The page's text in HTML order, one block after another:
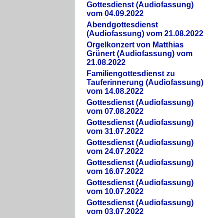
Gottesdienst (Audiofassung)
vom 04.09.2022
Abendgottesdienst
(Audiofassung) vom 21.08.2022
Orgelkonzert von Matthias
Grünert (Audiofassung) vom
21.08.2022
Familiengottesdienst zu
Tauferinnerung (Audiofassung)
vom 14.08.2022
Gottesdienst (Audiofassung)
vom 07.08.2022
Gottesdienst (Audiofassung)
vom 31.07.2022
Gottesdienst (Audiofassung)
vom 24.07.2022
Gottesdienst (Audiofassung)
vom 16.07.2022
Gottesdienst (Audiofassung)
vom 10.07.2022
Gottesdienst (Audiofassung)
vom 03.07.2022